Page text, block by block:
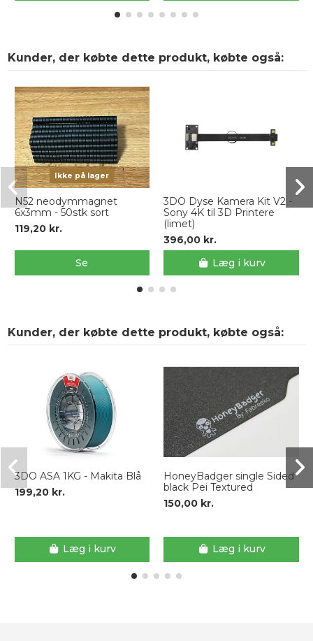
Kunder, der købte dette produkt, købte også:
Ikke på lager
N52 neodymmagnet
6x3mm - 50stk sort
119,20 kr.
Se
3DO Dyse Kamera Kit V2 -
Sony 4K til 3D Printere
(limet)
396,00 kr.
Læg i kurv
Kunder, der købte dette produkt, købte også:
3DO ASA 1KG - Makita Blå
199,20 kr.
Læg i kurv
HoneyBadger single Sided
black Pei Textured
150,00 kr.
Læg i kurv